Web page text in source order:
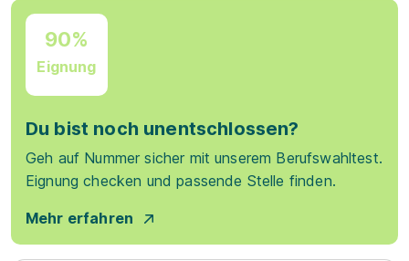
90%
Eignung
Du bist noch unentschlossen?
Geh auf Nummer sicher mit unserem Berufswahltest.
Eignung checken und passende Stelle finden.
Mehr erfahren